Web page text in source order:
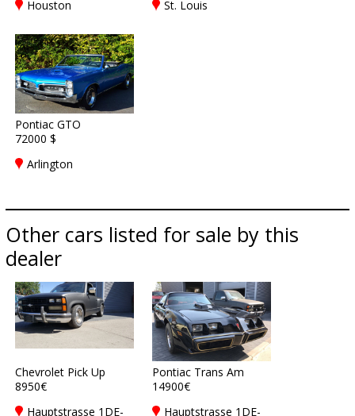
Houston St. Louis
Pontiac GTO
72000 $
Arlington
Other cars listed for sale by this
dealer
Chevrolet Pick Up
8950€
Hauptstrasse 1DE-
Pontiac Trans Am
14900€
Hauptstrasse 1DE-